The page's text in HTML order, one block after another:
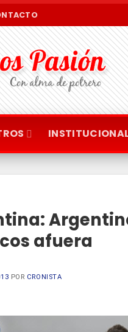
afuera
POR CRONISTA